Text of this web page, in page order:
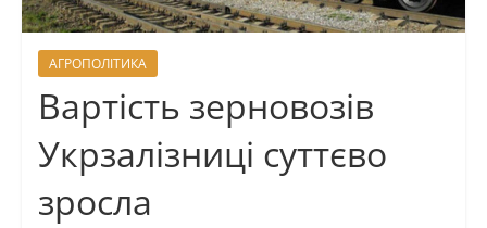
АГРОПОЛІТИКА
Вартість зерновозів
Укрзалізниці суттєво
зросла